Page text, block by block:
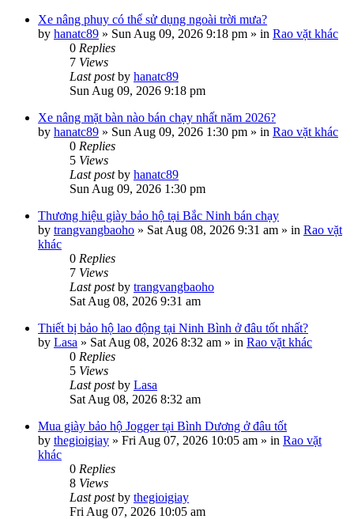
Xe nâng phuy có thể sử dụng ngoài trời mưa?
by hanatc89 » Sun Aug 09, 2026 9:18 pm » in Rao vặt khác
0 Replies
7 Views
Last postby hanatc89
Sun Aug 09, 2026 9:18 pm
Xe nâng mặt bàn nào bán chạy nhất năm 2026?
by hanatc89 » Sun Aug 09, 2026 1:30 pm » in Rao vặt khác
0 Replies
5 Views
Last postby hanatc89
Sun Aug 09, 2026 1:30 pm
Thương hiệu giày bảo hộ tại Bắc Ninh bán chạy
by trangvangbaoho » Sat Aug 08, 2026 9:31 am » in Rao vặt
khác
0 Replies
7 Views
Last postby trangvangbaoho
Sat Aug 08, 2026 9:31 am
Thiết bị bảo hộ lao động tại Ninh Bình ở đâu tốt nhất?
by Lasa » Sat Aug 08, 2026 8:32 am » in Rao vặt khác
0 Replies
5 Views
Last postby Lasa
Sat Aug 08, 2026 8:32 am
Mua giày bảo hộ Jogger tại Bình Dương ở đâu tốt
by thegioigiay » Fri Aug 07, 2026 10:05 am » in Rao vặt
khác
0 Replies
8 Views
Last postby thegioigiay
Fri Aug 07, 2026 10:05 am